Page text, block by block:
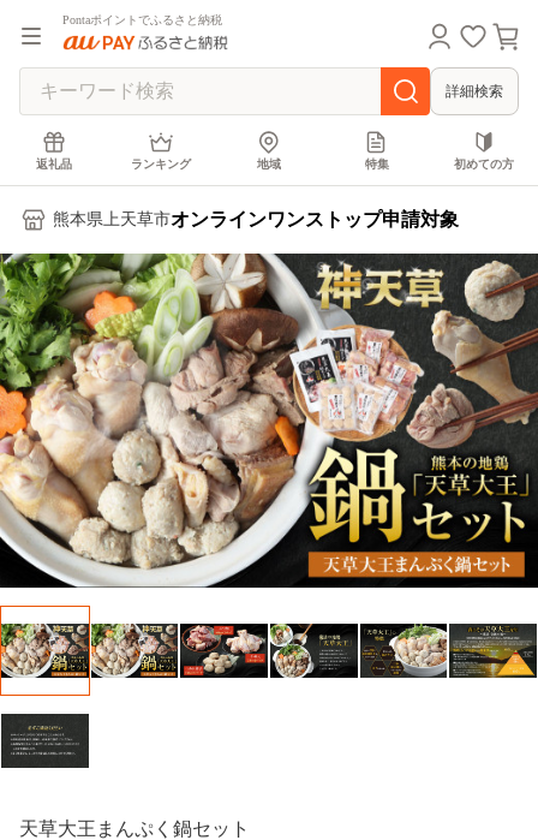
Pontaポイントでふるさと納税
詳細検索
返礼品 ランキング 地域 特集 初めての方
熊本県上天草市オンラインワンストップ申請対象
天草大王まんぷく鍋セット